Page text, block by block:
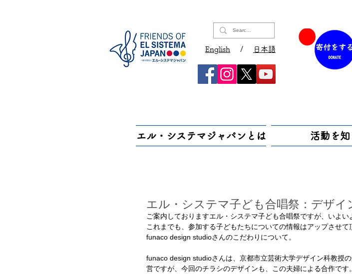
English / 日本語
エル・システマジャパンとは 活動を知
エル・システマ子ども合唱祭：デザイ
ご案内しておりますエル・システマ子ども合唱祭ですが、いよい
これまでも、参加する子どもたちについての情報はアップさせ
funaco design studioさんのこだわりについて。
funaco design studioさんは、京都市立芸術大学デザイン科教授
営ですが、今回のチラシのデザインも、この夫婦による合作です。